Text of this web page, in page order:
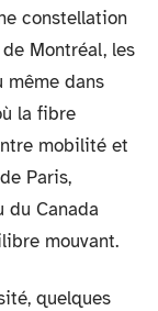
constellation
Montréal, les
même dans
la fibre
mobilité et
Paris,
du Canada
mouvant.
quelques